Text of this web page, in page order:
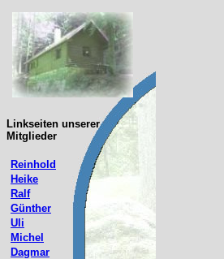
Linkseiten unserer
Mitglieder
Reinhold
Heike
Ralf
Günther
Uli
Michel
Dagmar